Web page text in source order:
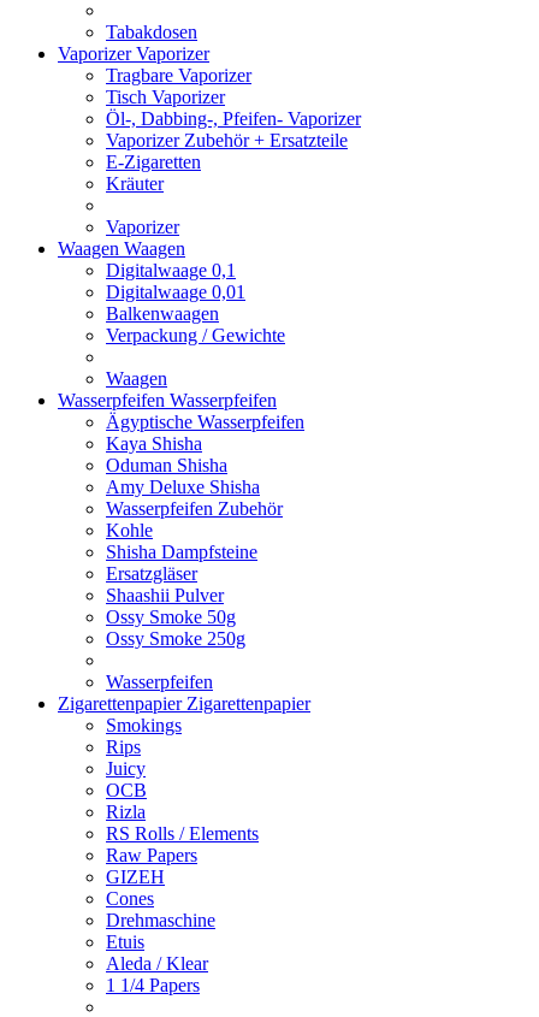
Tabakdosen
VaporizerVaporizer
Tragbare Vaporizer
Tisch Vaporizer
Öl-, Dabbing-, Pfeifen- Vaporizer
Vaporizer Zubehör + Ersatzteile
E-Zigaretten
Kräuter
Vaporizer
Waagen Waagen
Digitalwaage 0,1
Digitalwaage 0,01
Balkenwaagen
Verpackung / Gewichte
Waagen
Wasserpfeifen Wasserpfeifen
Ägyptische Wasserpfeifen
Kaya Shisha
Oduman Shisha
Amy Deluxe Shisha
Wasserpfeifen Zubehör
Kohle
Shisha Dampfsteine
Ersatzgläser
Shaashii Pulver
Ossy Smoke 50g
Ossy Smoke 250g
Wasserpfeifen
Zigarettenpapier Zigarettenpapier
Smokings
Rips
Juicy
OCB
Rizla
RS Rolls / Elements
Raw Papers
GIZEH
Cones
Drehmaschine
Etuis
Aleda / Klear
1 1/4 Papers